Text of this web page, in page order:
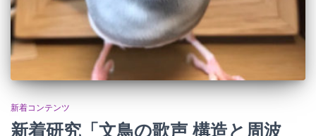
新着コンテンツ
新着研究「文鳥の歌声 構造と周波